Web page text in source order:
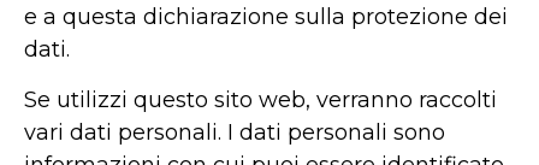
e a questa dichiarazione sulla protezione dei
dati.
Se utilizzi questo sito web, verranno raccolti
vari dati personali. I dati personali sono